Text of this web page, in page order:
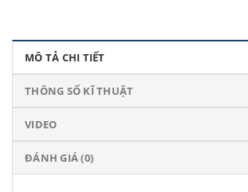
MÔ TẢ CHI TIẾT
THÔNG SỐ KĨ THUẬT
VIDEO
ĐÁNH GIÁ (0)